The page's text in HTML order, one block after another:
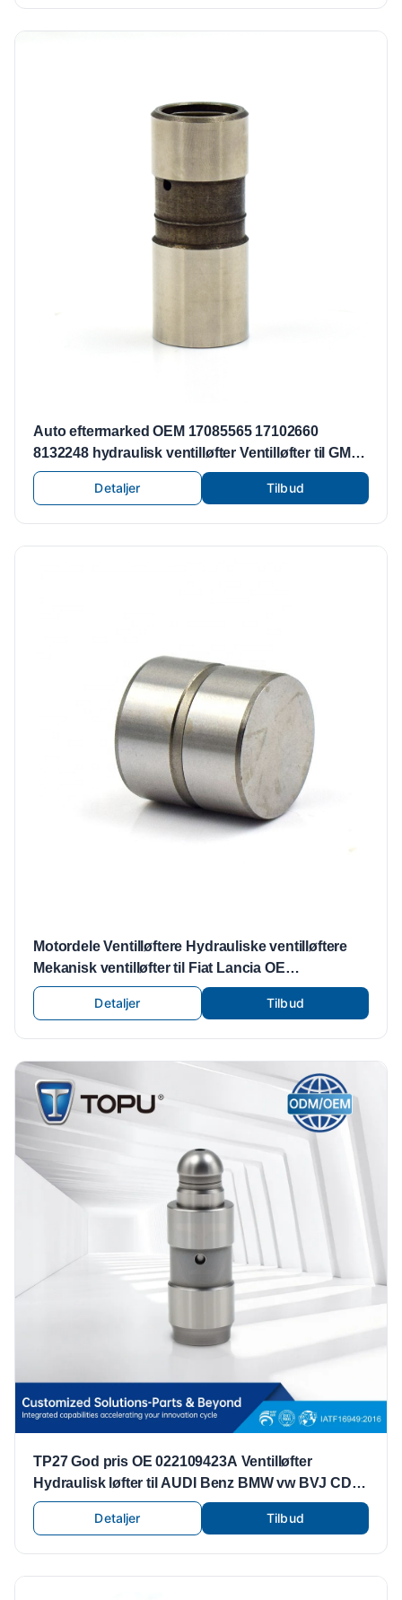
Auto eftermarked OEM 17085565 17102660
8132248 hydraulisk ventilløfter Ventilløfter til GM
BUICK CADILLAC
Detaljer
Tilbud
Motordele Ventilløftere Hydrauliske ventilløftere
Mekanisk ventilløfter til Fiat Lancia OE
91XM6500CA VENTILVENTILSTØTTER
Detaljer
Tilbud
TP27 God pris OE 022109423A Ventilløfter
Hydraulisk løfter til AUDI Benz BMW vw BVJ CDZ
Motor
Detaljer
Tilbud